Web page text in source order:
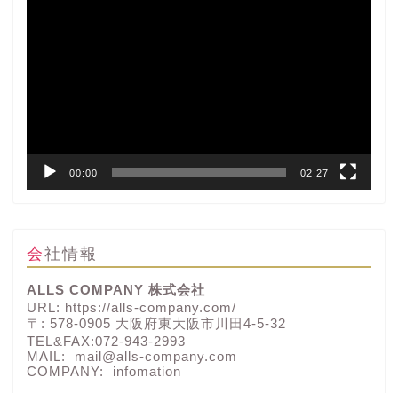
00:00 02:27
会社情報
ALLS COMPANY 株式会社
URL: https://alls-company.com/
〒: 578-0905 大阪府東大阪市川田4-5-32
TEL&FAX:072-943-2993
MAIL: mail@alls-company.com
COMPANY: infomation